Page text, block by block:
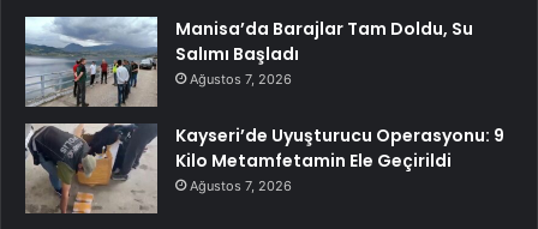
Manisa’da Barajlar Tam Doldu, Su
Salımı Başladı
Ağustos 7, 2026
Kayseri’de Uyuşturucu Operasyonu: 9
Kilo Metamfetamin Ele Geçirildi
Ağustos 7, 2026